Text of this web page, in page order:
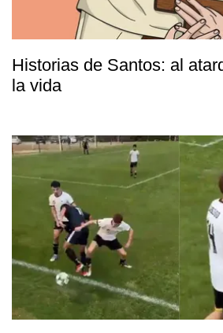
Historias de Santos: al
la vida